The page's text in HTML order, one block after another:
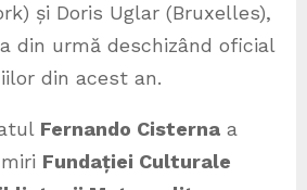
și Doris Uglar (Bruxelles),
din urmă deschizând oficial
din acest an.
Fernando Cisterna a
Fundației Culturale